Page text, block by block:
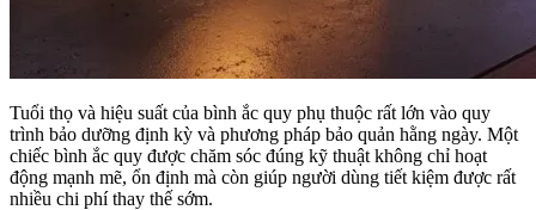
Tuổi thọ và hiệu suất của bình ắc quy phụ thuộc rất lớn vào quy
trình bảo dưỡng định kỳ và phương pháp bảo quản hằng ngày. Một
chiếc bình ắc quy được chăm sóc đúng kỹ thuật không chỉ hoạt
động mạnh mẽ, ổn định mà còn giúp người dùng tiết kiệm được rất
nhiều chi phí thay thế sớm.